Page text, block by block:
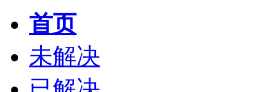
首页
未解决